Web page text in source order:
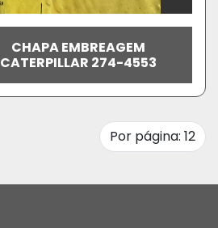
CHAPA EMBREAGEM
CATERPILLAR 274-4553
Por página: 12